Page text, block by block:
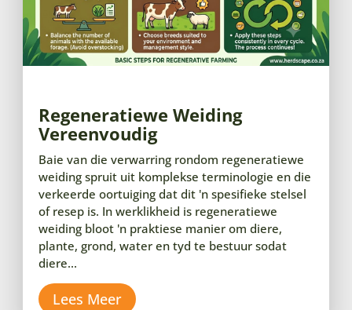
Regeneratiewe Weiding
Vereenvoudig
Baie van die verwarring rondom regeneratiewe
weiding spruit uit komplekse terminologie en die
verkeerde oortuiging dat dit 'n spesifieke stelsel
of resep is. In werklikheid is regeneratiewe
weiding bloot 'n praktiese manier om diere,
plante, grond, water en tyd te bestuur sodat
diere...
Lees Meer